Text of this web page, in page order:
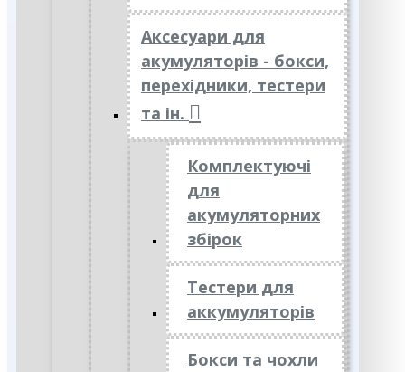
Аксесуари для
акумуляторів - бокси,
перехідники, тестери
та ін.
Комплектуючі
для
акумуляторних
збірок
Тестери для
аккумуляторів
Бокси та чохли